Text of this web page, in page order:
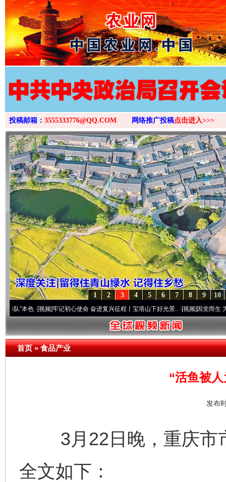
>
投稿邮箱： 3555333776@QQ.COM 网络推广投稿点击进入>>>
10
9
8
7
6
5
4
3
2
1
·[视频]牢记初心使命 奋进复兴征程丨宝塔山下好光景..·[视频]因党而生 为党而战
首页»食品产业
“活鱼被
发布
3月22日晚，重庆市
全文如下：